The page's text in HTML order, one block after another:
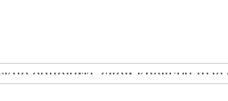
расписании.